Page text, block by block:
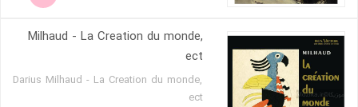
Milhaud - La Creation du monde,
ect
Darius Milhaud - La Creation du monde,
ect